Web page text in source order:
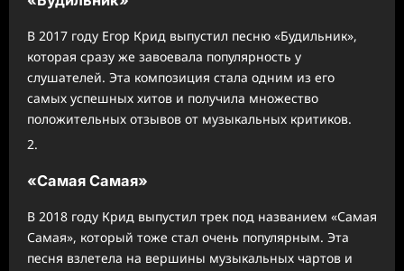
В 2017 году Егор Крид выпустил песню «Будильник»,
которая сразу же завоевала популярность у
слушателей. Эта композиция стала одним из его
самых успешных хитов и получила множество
положительных отзывов от музыкальных критиков.
«Самая Самая»
В 2018 году Крид выпустил трек под названием «Самая
Самая», который тоже стал очень популярным. Эта
песня взлетела на вершины музыкальных чартов и